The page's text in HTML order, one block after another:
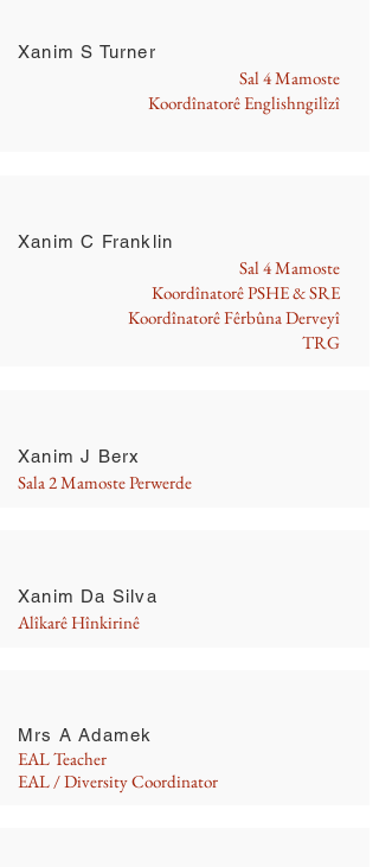
Xanim S Turner
Sal 4 Mamoste
Koordînatorê Englishngilîzî
Xanim C Franklin
Sal 4 Mamoste
Koordînatorê PSHE & SRE
Koordînatorê Fêrbûna Derveyî
TRG
Xanim J Berx
Sala 2 Mamoste Perwerde
Xanim Da Silva
Alîkarê Hînkirinê
Mrs A Adamek
EAL Teacher
EAL / Diversity Coordinator